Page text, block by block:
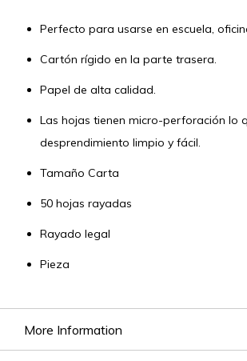
Perfecto para usarse en escuela,
Cartón rígido en la parte trasera.
Papel de alta calidad.
Las hojas tienen micro-perforación lo
desprendimiento limpio y fácil.
Tamaño Carta
50 hojas rayadas
Rayado legal
Pieza
More Information